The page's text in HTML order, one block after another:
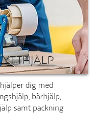
dig med
bärhjälp,
samt packning